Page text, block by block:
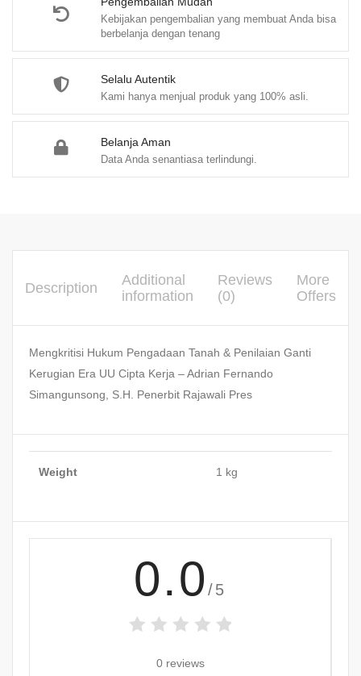
Kebijakan pengembalian yang membuat Anda bisa
berbelanja dengan tenang
Selalu Autentik
Kami hanya menjual produk yang 100% asli.
Belanja Aman
Data Anda senantiasa terlindungi.
Fernando
quantity
Description
Additional
information
Reviews
(0)
More
Offers
Mengkritisi Hukum Pengadaan Tanah & Penilaian Ganti
Kerugian Era UU Cipta Kerja – Adrian Fernando
Simangunsong, S.H. Penerbit Rajawali Pres
Weight 1 kg
0.0 /5
0 reviews